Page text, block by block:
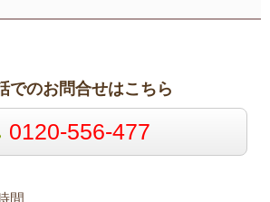
でのお問合せはこちら
0120-556-477
間